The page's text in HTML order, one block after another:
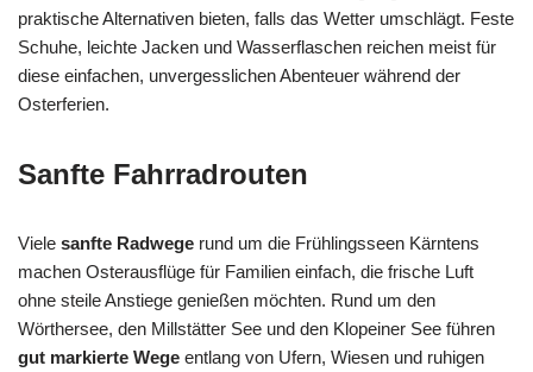
praktische Alternativen bieten, falls das Wetter umschlägt. Feste
Schuhe, leichte Jacken und Wasserflaschen reichen meist für
diese einfachen, unvergesslichen Abenteuer während der
Osterferien.
Sanfte Fahrradrouten
Viele sanfte Radwege rund um die Frühlingsseen Kärntens
machen Osterausflüge für Familien einfach, die frische Luft
ohne steile Anstiege genießen möchten. Rund um den
Wörthersee, den Millstätter See und den Klopeiner See führen
gut markierte Wege entlang von Ufern, Wiesen und ruhigen